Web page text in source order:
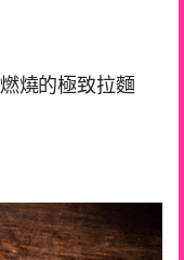
燒的極致拉麵